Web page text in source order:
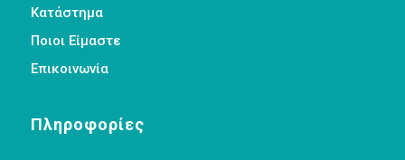
Κατάστημα
Ποιοι Είμαστε
Επικοινωνία
Πληροφορίες